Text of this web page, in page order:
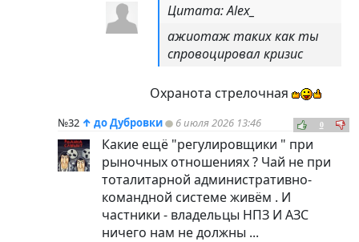
Цитата: Alex_
ажиотаж таких как ты
спровоцировал кризис
Охранота стрелочная
№32 ↑ до Дубровки 6 июля 2026 13:46 0
Какие ещё "регулировщики " при
рыночных отношениях ? Чай не при
тоталитарной административно-
командной системе живём . И
частники - владельцы НПЗ И АЗС
ничего нам не должны ...